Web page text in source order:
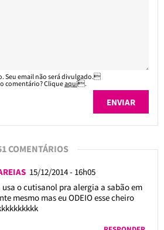
Seu email não será divulgado.
comentário? Cliqueaqui.
COMENTÁRIOS
15/12/2014 - 16h05
o cutisanol pra alergia a sabão em
mesmo mas eu ODEIO esse cheiro